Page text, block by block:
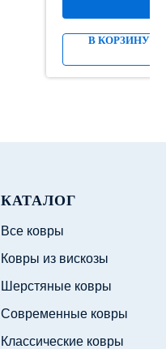
В КОРЗИНУ
КАТАЛОГ
Все ковры
Ковры из вискозы
Шерстяные ковры
Современные ковры
Классические ковры